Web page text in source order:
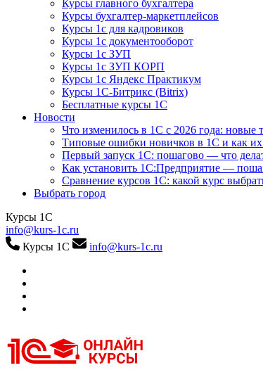
Курсы главного бухгалтера
Курсы бухгалтер-маркетплейсов
Курсы 1с для кадровиков
Курсы 1с документооборот
Курсы 1с ЗУП
Курсы 1с ЗУП КОРП
Курсы 1с Яндекс Практикум
Курсы 1С-Битрикс (Bitrix)
Бесплатные курсы 1С
Новости
Что изменилось в 1С с 2026 года: новые
Типовые ошибки новичков в 1С и как их
Первый запуск 1С: пошагово — что
Как установить 1С:Предприятие —
Сравнение курсов 1С: какой курс
Выбрать город
Курсы 1С
info@kurs-1c.ru
Курсы 1С
info@kurs-1c.ru